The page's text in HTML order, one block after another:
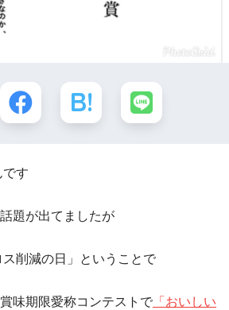
です
題が出てましたが
削減の日」ということで
味期限愛称コンテストで 「おいしい